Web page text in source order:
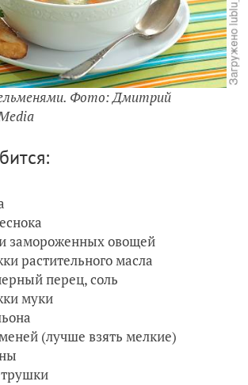
Фото: Дмитрий
замороженных овощей
растительного масла
перец, соль
муки
(лучше взять мелкие)